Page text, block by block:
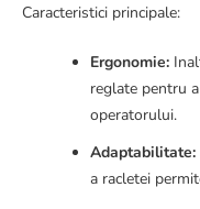
Caracteristici principale:
Ergonomie:
reglate pentru
operatorului.
Adaptabilitate:
a racletei